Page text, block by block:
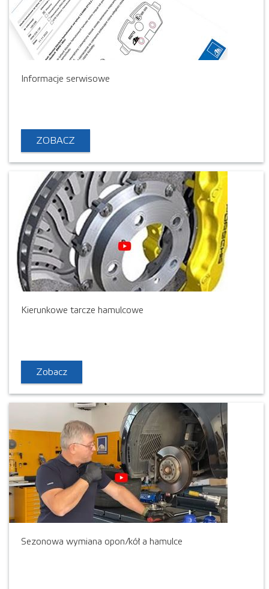
Informacje serwisowe
ZOBACZ
Kierunkowe tarcze hamulcowe
Zobacz
Sezonowa wymiana opon/kół a hamulce